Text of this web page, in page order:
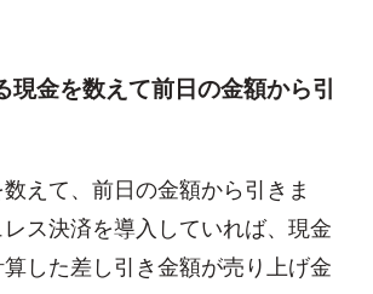
金を数えて前日の金額から引
えて、前日の金額から引きま
ス決済を導入していれば、現金
した差し引き金額が売り上げ金